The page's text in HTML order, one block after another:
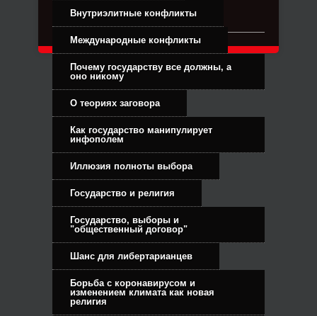
Внутриэлитные конфликты
Международные конфликты
Почему государству все должны, а
оно никому
О теориях заговора
Как государство манипулирует
инфополем
Иллюзия полноты выбора
Государство и религия
Государство, выборы и
"общественный договор"
Шанс для либертарианцев
Борьба с коронавирусом и
изменением климата как новая
религия
Связь с администрацией